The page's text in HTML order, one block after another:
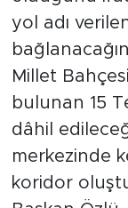
yol adı
Millet
bulunan 15
dâhil
merkezinde
koridor